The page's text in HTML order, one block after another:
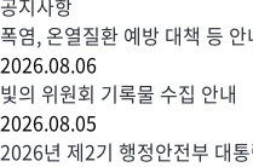
공지사항
폭염, 온열질환 예방 대책 등 안
2026.08.06
빛의 위원회 기록물 수집 안내
2026.08.05
2026년 제2기 행정안전부 대